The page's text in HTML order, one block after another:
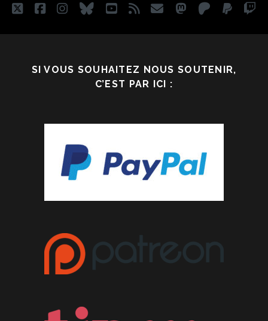
twitterfacebook
instagram
blueskyyoutube
rss emailmastodon
patreon
SI VOUS SOUHAITEZ NOUS SOUTENIR,
C’EST PAR ICI :